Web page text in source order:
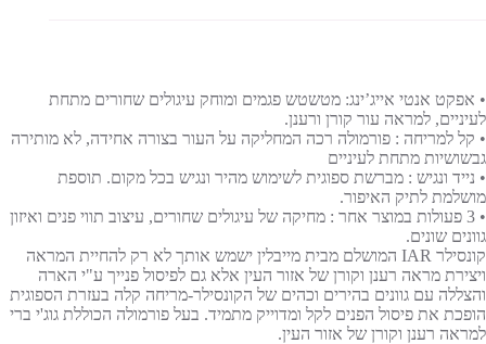
• אפקט אנטי אייג’ינג: מטשטש פגמים ומוחק עיגולים שחורים מתחת
לעיניים, למראה עור קורן ורענן.
• קל למריחה : פורמולה רכה המחליקה על העור בצורה אחידה, לא מותירה
גבשושיות מתחת לעיניים
• נייד ונגיש : מברשת ספוגית לשימוש מהיר ונגיש בכל מקום. תוספת
מושלמת לתיק האיפור.
• 3 פעולות במוצר אחר : מחיקה של עיגולים שחורים, עיצוב תווי פנים ואיזון
גוונים שונים.
קונסילר IAR המושלם מבית מייבלין ישמש אותך לא רק להחיית המראה
ויצירת מראה רענן וקורן של אזור העין אלא גם לפיסול פנייך ע"י הארה
והצללה עם גוונים בהירים וכהים של הקונסילר-מריחה קלה בעזרת הספוגית
הופכת את פיסול הפנים לקל ומדוייק מתמיד. בעל פורמולה הכוללת גוג'י ברי
למראה רענן וקורן של אזור העין.